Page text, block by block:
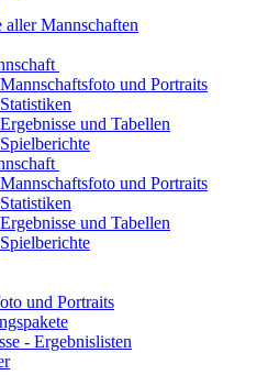
aller Mannschaften
Mannschaftsfoto und Portraits
Statistiken
Ergebnisse und Tabellen
Spielberichte
Mannschaftsfoto und Portraits
Statistiken
Ergebnisse und Tabellen
Spielberichte
und Portraits
- Ergebnislisten